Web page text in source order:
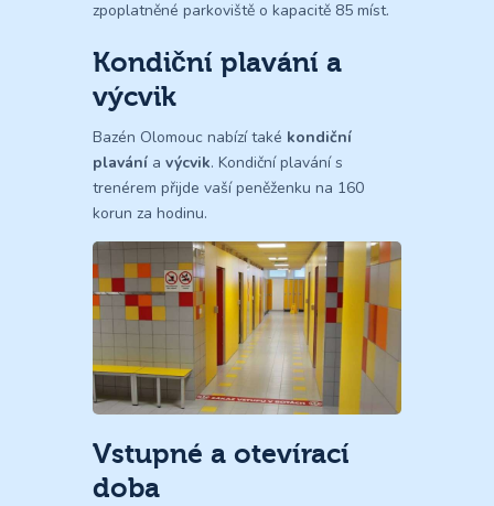
zpoplatněné parkoviště o kapacitě 85 míst.
Kondiční plavání a
výcvik
Bazén Olomouc nabízí také kondiční
plavání a výcvik. Kondiční plavání s
trenérem přijde vaší peněženku na 160
korun za hodinu.
Vstupné a otevírací
doba